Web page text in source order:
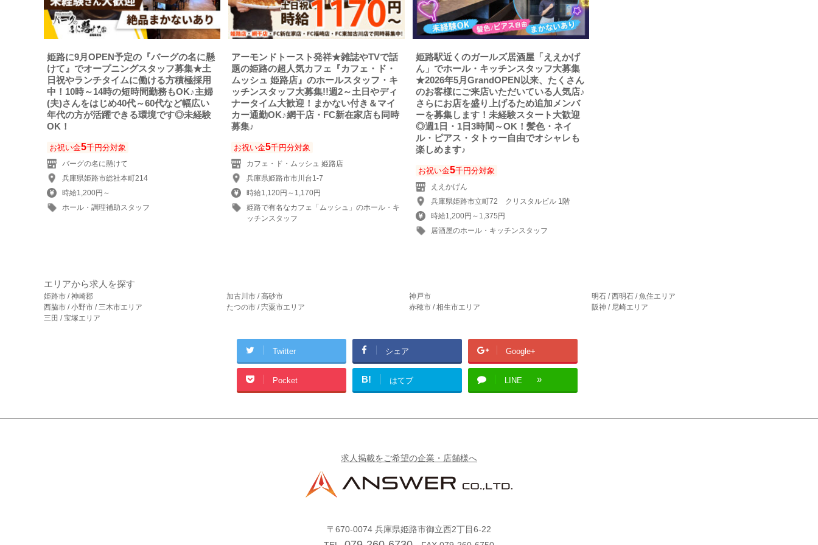
姫路に9月OPEN予定の『バーグの名に懸
けて』でオープニングスタッフ募集★土
日祝やランチタイムに働ける方積極採用
中！10時～14時の短時間勤務もOK♪主婦
(夫)さんをはじめ40代～60代など幅広い
年代の方が活躍できる環境です◎未経験
OK！
お祝い金5千円分対象
バーグの名に懸けて
兵庫県姫路市総社本町214
時給1,200円～
ホール・調理補助スタッフ
アーモンドトースト発祥★雑誌やTVで話
題の姫路の超人気カフェ『カフェ・ド・
ムッシュ 姫路店』のホールスタッフ・キ
ッチンスタッフ大募集!!週2～土日やディ
ナータイム大歓迎！まかない付き＆マイ
カー通勤OK♪網干店・FC新在家店も同時
募集♪
お祝い金5千円分対象
カフェ・ド・ムッシュ 姫路店
兵庫県姫路市市川台1-7
時給1,120円～1,170円
姫路で有名なカフェ「ムッシュ」のホール・キ
ッチンスタッフ
姫路駅近くのガールズ居酒屋「ええかげ
ん」でホール・キッチンスタッフ大募集
★2026年5月GrandOPEN以来、たくさん
のお客様にご来店いただいている人気店♪
さらにお店を盛り上げるため追加メンバ
ーを募集します！未経験スタート大歓迎
◎週1日・1日3時間～OK！髪色・ネイ
ル・ピアス・タトゥー自由でオシャレも
楽しめます♪
お祝い金5千円分対象
ええかげん
兵庫県姫路市立町72 クリスタルビル 1階
時給1,200円～1,375円
居酒屋のホール・キッチンスタッフ
エリアから求人を探す
姫路市 / 神崎郡 加古川市 / 高砂市 神戸市
明石 / 西明石 / 魚住エリア
西脇市 / 小野市 / 三木市エリア
たつの市 / 宍粟市エリア 赤穂市 / 相生市エリア
阪神 / 尼崎エリア
三田 / 宝塚エリア
Twitter シェア Google+
Pocket B! はてブ LINE
求人掲載をご希望の企業・店舗様へ
〒670-0074 兵庫県姫路市御立西2丁目6-22